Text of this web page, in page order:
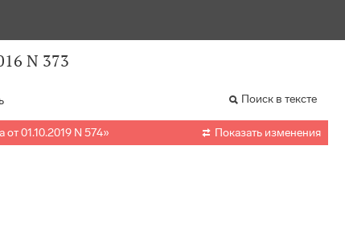
N 373
Поиск в тексте
от 01.10.2019 N 574»  Показать изменения